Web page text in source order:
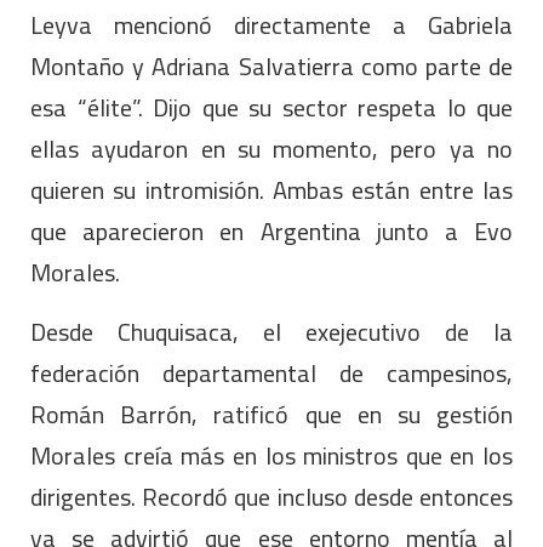
Leyva mencionó directamente a Gabriela
Montaño y Adriana Salvatierra como parte de
esa “élite”. Dijo que su sector respeta lo que
ellas ayudaron en su momento, pero ya no
quieren su intromisión. Ambas están entre las
que aparecieron en Argentina junto a Evo
Morales.
Desde Chuquisaca, el exejecutivo de la
federación departamental de campesinos,
Román Barrón, ratificó que en su gestión
Morales creía más en los ministros que en los
dirigentes. Recordó que incluso desde entonces
ya se advirtió que ese entorno mentía al